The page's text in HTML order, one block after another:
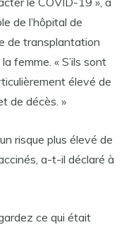
de l’hôpital de
de transplantation
femme. « S’ils sont
élevé de
de décès. »
risque plus élevé de
a-t-il déclaré à
ce qui était